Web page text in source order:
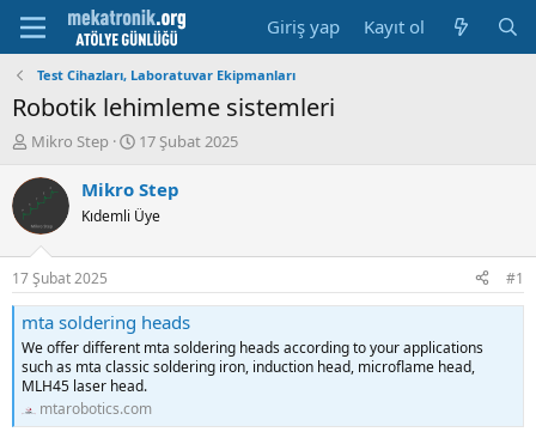
Giriş yap Kayıt ol
Test Cihazları, Laboratuvar Ekipmanları
Robotik lehimleme sistemleri
K
n
u
y
u
b
a
ş
l
a
t
a
n
Mikro Step
B
ş
l
a
t
a
r
i
h
i
17 Şubat 2025
Mikro Step
Kıdemli Üye
17 Şubat 2025 #1
mta soldering heads
We offer different mta soldering heads according to your applications
such as mta classic soldering iron, induction head, microflame head,
MLH45 laser head.
mtarobotics.com